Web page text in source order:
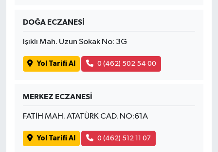
DOĞA ECZANESİ
Işıklı Mah. Uzun Sokak No: 3G
Yol Tarifi Al 0 (462) 502 54 00
MERKEZ ECZANESİ
FATİH MAH. ATATÜRK CAD. NO:61A
Yol Tarifi Al 0 (462) 512 11 07